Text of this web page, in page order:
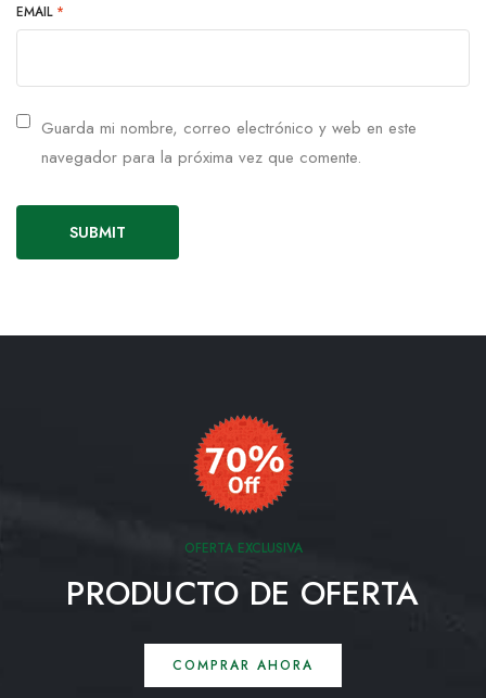
EMAIL *
Guarda mi nombre, correo electrónico y web en este
navegador para la próxima vez que comente.
OFERTA EXCLUSIVA
PRODUCTO DE OFERTA
COMPRAR AHORA